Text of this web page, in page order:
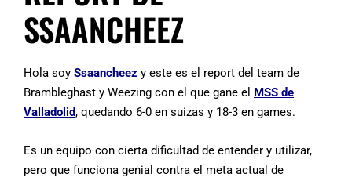
SSAANCHEEZ
Hola soy Ssaancheez y este es el report del team de
Brambleghast y Weezing con el que gane el MSS de
Valladolid, quedando 6-0 en suizas y 18-3 en games.
Es un equipo con cierta dificultad de entender y utilizar,
pero que funciona genial contra el meta actual de